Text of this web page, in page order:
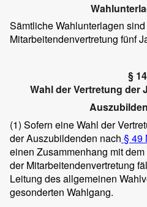
Sämtliche Wahlunterlagen
Mitarbeitendenvertretung fünf
§ 14
Wahl der Vertretung der
(1) Sofern eine Wahl der
der Auszubildenden nach § 49
einen Zusammenhang mit
der Mitarbeitendenvertretung
Leitung des allgemeinen
gesonderten Wahlgang.